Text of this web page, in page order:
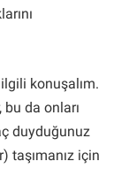
konuşalım.
da onları
duyduğunuz
taşımanız için